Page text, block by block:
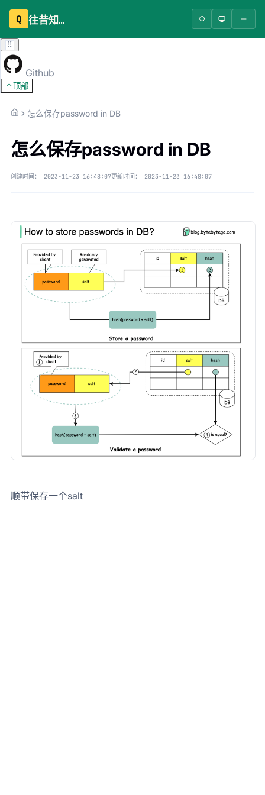
Q 往昔知识库
Github
顶部
怎么保存password in DB
怎么保存password in DB
创建时间： 2023-11-23 16:48:07更新时间： 2023-11-23 16:48:07
顺带保存一个salt